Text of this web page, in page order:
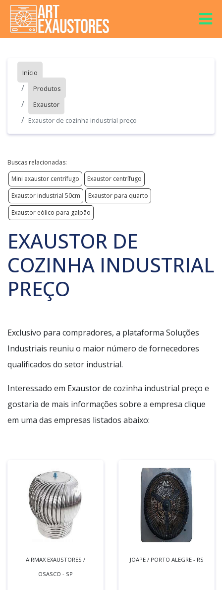
Início
Produtos
Exaustor
Exaustor de cozinha industrial preço
Buscas relacionadas:
Mini exaustor centrífugo
Exaustor centrífugo
Exaustor industrial 50cm
Exaustor para quarto
Exaustor eólico para galpão
EXAUSTOR DE
COZINHA INDUSTRIAL
PREÇO
Exclusivo para compradores, a plataforma Soluções
Industriais reuniu o maior número de fornecedores
qualificados do setor industrial.
Interessado em Exaustor de cozinha industrial preço e
gostaria de mais informações sobre a empresa clique
em uma das empresas listados abaixo:
AIRMAX EXAUSTORES /
OSASCO - SP
JOAPE / PORTO ALEGRE - RS